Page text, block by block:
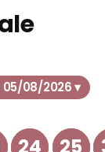
08/2026 ▾
24 25